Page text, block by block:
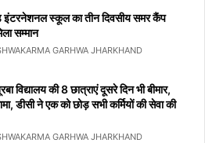
इंटरनेशनल स्कूल का तीन दिवसीय समर कैंप
सम्मान
GARHWA JHARKHAND
विद्यालय की 8 छात्राएं दूसरे दिन भी बीमार,
डीसी ने एक को छोड़ सभी कर्मियों की सेवा की
GARHWA JHARKHAND